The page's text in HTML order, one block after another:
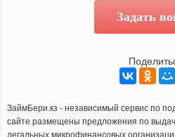
Задать
ЗаймБери.кз - независимый сервис по
сайте размещены предложения по
легальных микрофинансовых